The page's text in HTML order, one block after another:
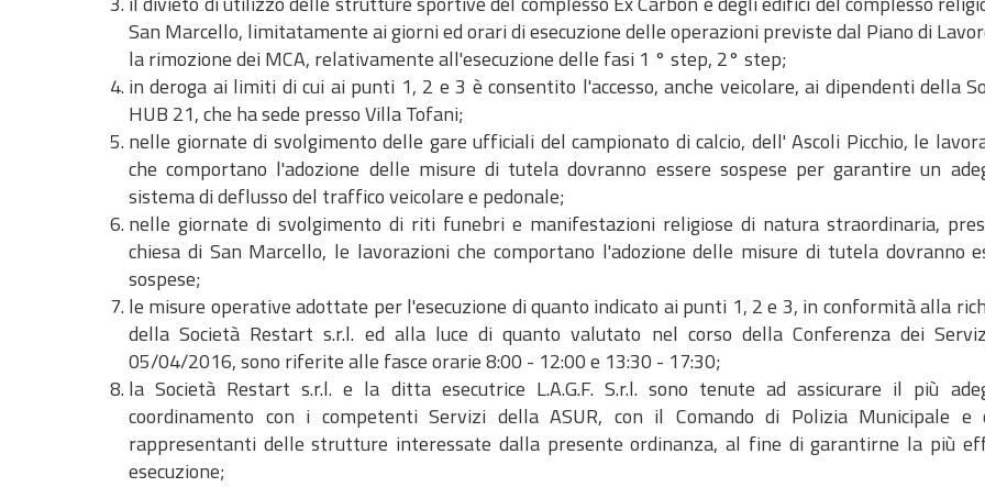
San Marcello, limitatamente ai giorni ed orari di esecuzione delle operazioni previste dal Piano di
la rimozione dei MCA, relativamente all'esecuzione delle fasi 1 ° step, 2° step;
in deroga ai limiti di cui ai punti 1, 2 e 3 è consentito l'accesso, anche veicolare, ai dipendenti della
HUB 21, che ha sede presso Villa Tofani;
nelle giornate di svolgimento delle gare ufficiali del campionato di calcio, dell' Ascoli Picchio, le
che comportano l'adozione delle misure di tutela dovranno essere sospese per garantire un
sistema di deflusso del traffico veicolare e pedonale;
nelle giornate di svolgimento di riti funebri e manifestazioni religiose di natura straordinaria,
chiesa di San Marcello, le lavorazioni che comportano l'adozione delle misure di tutela dovranno
sospese;
le misure operative adottate per l'esecuzione di quanto indicato ai punti 1, 2 e 3, in conformità alla
della Società Restart s.r.l. ed alla luce di quanto valutato nel corso della Conferenza dei
05/04/2016, sono riferite alle fasce orarie 8:00 - 12:00 e 13:30 - 17:30;
la Società Restart s.r.l. e la ditta esecutrice L.A.G.F. S.r.l. sono tenute ad assicurare il più
coordinamento con i competenti Servizi della ASUR, con il Comando di Polizia Municipale e
rappresentanti delle strutture interessate dalla presente ordinanza, al fine di garantirne la più
esecuzione;